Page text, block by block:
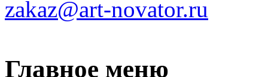
zakaz@art-novator.ru
Главное меню